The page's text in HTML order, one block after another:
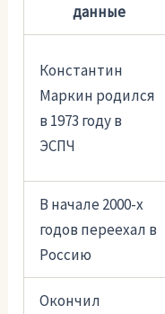
данные
Константин
Маркин родился
в 1973 году в
ЭСПЧ
В начале 2000-х
годов переехал в
Россию
Окончил